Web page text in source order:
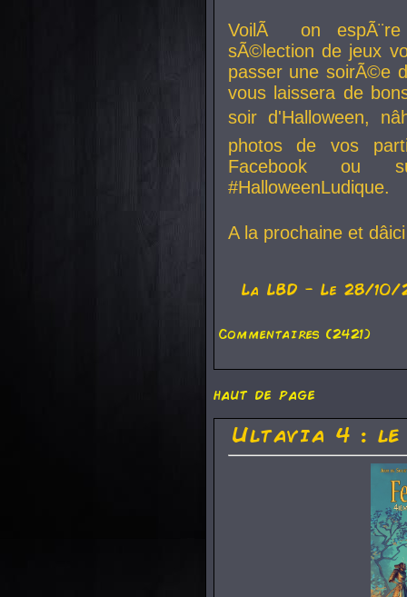
VoilÃ on
sÃ©lection de jeux
passer une soirÃ©e
vous laissera de
soir d'Halloween,
photos de vos
Facebook ou
#HalloweenLudique.
A la prochaine et
La LBD - Le 28/10/
Commentaires (2421)
haut de page
Ultavia 4 :